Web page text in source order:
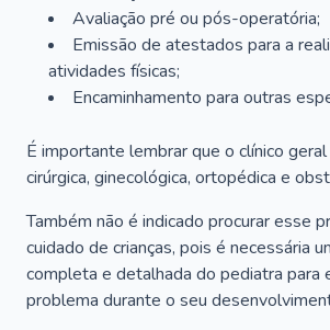
Avaliação pré ou pós-operatória;
Emissão de atestados para a
atividades físicas;
Encaminhamento para outras
É importante lembrar que o clínico geral
cirúrgica, ginecológica, ortopédica e
Também não é indicado procurar esse
cuidado de crianças, pois é necessária
completa e detalhada do pediatra para
problema durante o seu